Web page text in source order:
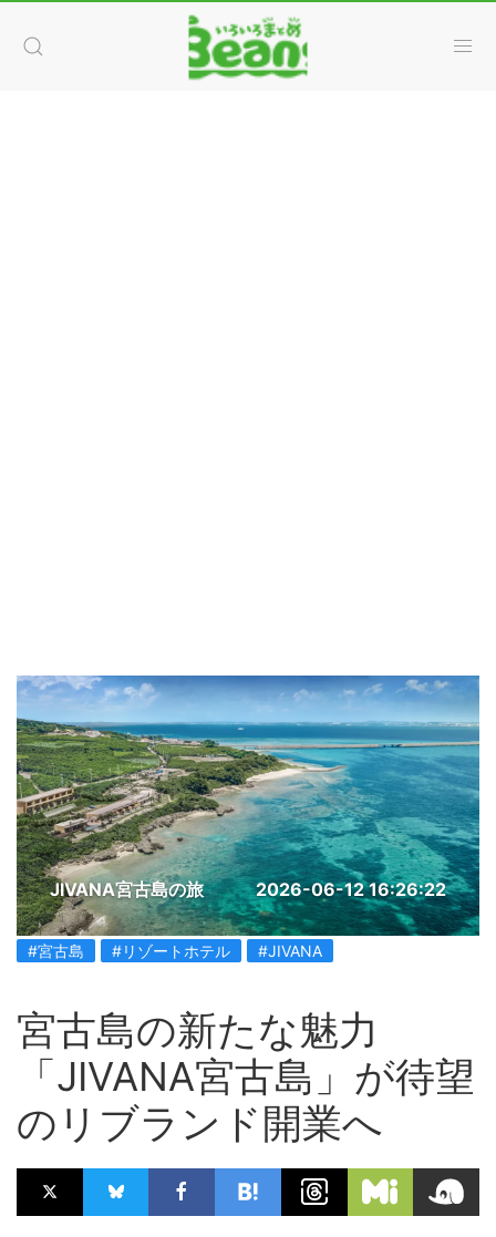
JIVANA宮古島の旅 2026-06-12 16:26:22
#宮古島 #リゾートホテル #JIVANA
宮古島の新たな魅力
「JIVANA宮古島」が待望
のリブランド開業へ